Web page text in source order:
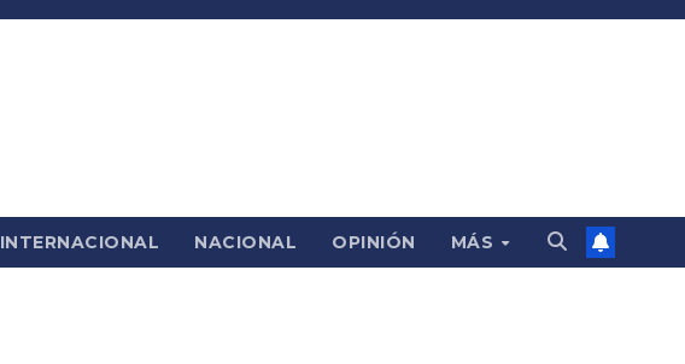
INTERNACIONAL NACIONAL OPINIÓN MÁS